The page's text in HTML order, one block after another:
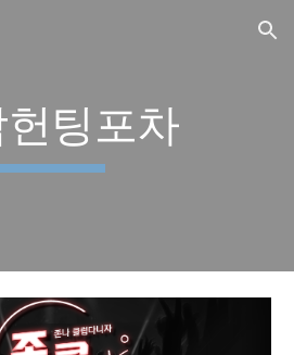
Skip to navigation
팅포차